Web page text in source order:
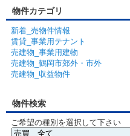
物件カテゴリ
新着_売物件情報
賃貸_事業用テナント
売建物_事業用建物
売建物_鶴岡市郊外・市外
売建物_収益物件
物件検索
ご希望の種別を選択して下さい